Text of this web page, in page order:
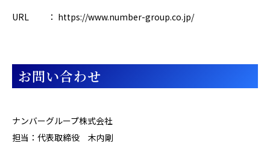
URL ： https://www.number-group.co.jp/
お問い合わせ
ナンバーグループ株式会社
担当：代表取締役 木内剛